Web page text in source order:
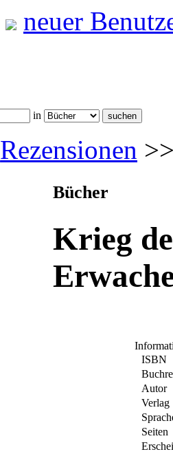
neuer
in
Rezensionen
Bücher
Krieg
ISBN
Autor
Verlag
Seiten